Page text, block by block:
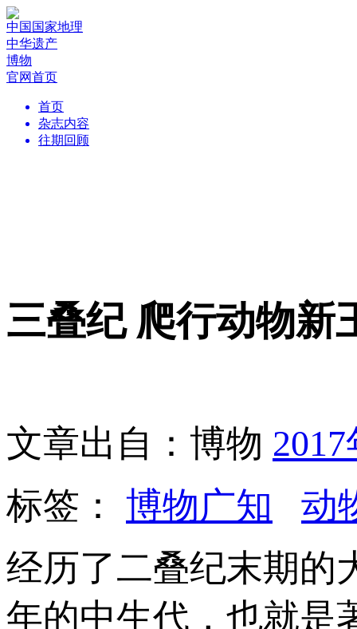
中国国家地理
中华遗产
博物
官网首页
首页
杂志内容
往期回顾
三叠纪 爬行动物新
文章出自：博物
标签： 博物广知
动
经历了二叠纪末期
年的中生代，也就是